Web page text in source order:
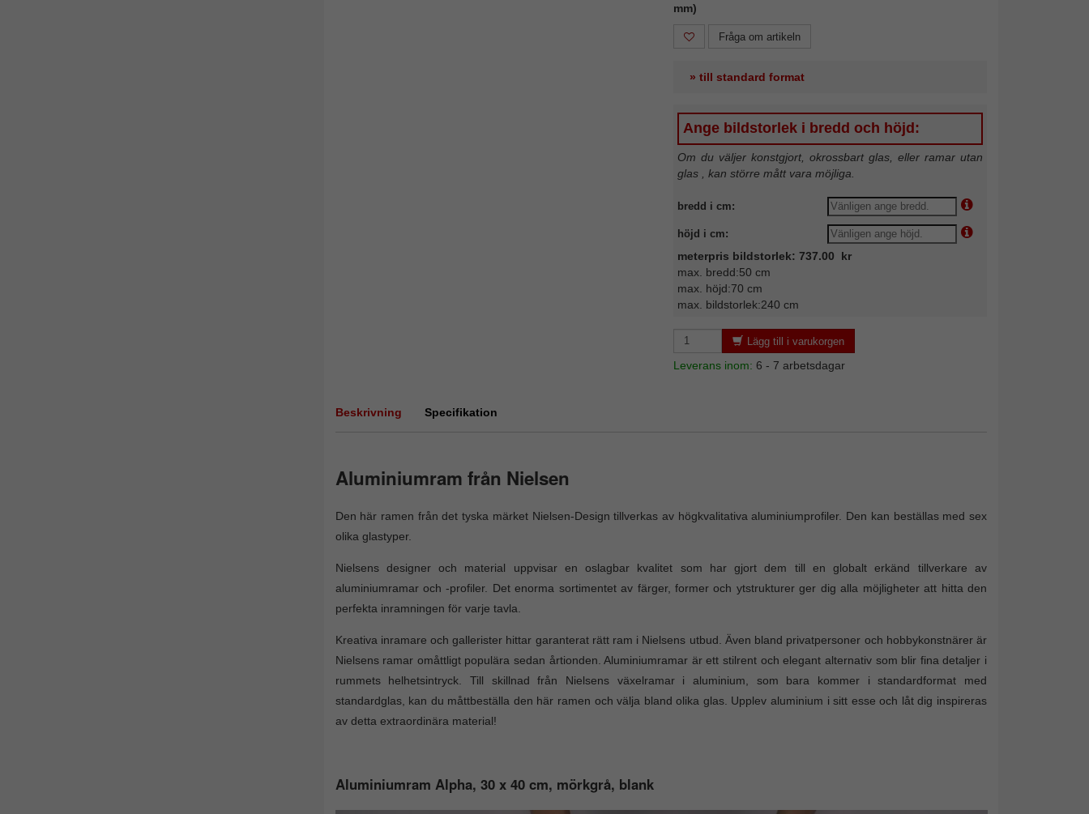
mm)
Fråga om artikeln
» till standard format
Ange bildstorlek i bredd och höjd:
Om du väljer konstgjort, okrossbart glas, eller ramar utan
glas , kan större mått vara möjliga.
bredd i cm:
höjd i cm:
meterpris bildstorlek: 737.00 kr
max. bredd:50 cm
max. höjd:70 cm
max. bildstorlek:240 cm
Lägg till i varukorgen
Leverans inom: 6 - 7 arbetsdagar
Beskrivning Specifikation
Aluminiumram från Nielsen
Den här ramen från det tyska märket Nielsen-Design tillverkas av högkvalitativa aluminiumprofiler. Den kan beställas med sex
olika glastyper.
Nielsens designer och material uppvisar en oslagbar kvalitet som har gjort dem till en globalt erkänd tillverkare av
aluminiumramar och -profiler. Det enorma sortimentet av färger, former och ytstrukturer ger dig alla möjligheter att hitta den
perfekta inramningen för varje tavla.
Kreativa inramare och gallerister hittar garanterat rätt ram i Nielsens utbud. Även bland privatpersoner och hobbykonstnärer är
Nielsens ramar omåttligt populära sedan årtionden. Aluminiumramar är ett stilrent och elegant alternativ som blir fina detaljer i
rummets helhetsintryck. Till skillnad från Nielsens växelramar i aluminium, som bara kommer i standardformat med
standardglas, kan du måttbeställa den här ramen och välja bland olika glas. Upplev aluminium i sitt esse och låt dig inspireras
av detta extraordinära material!
Aluminiumram Alpha, 30 x 40 cm, mörkgrå, blank